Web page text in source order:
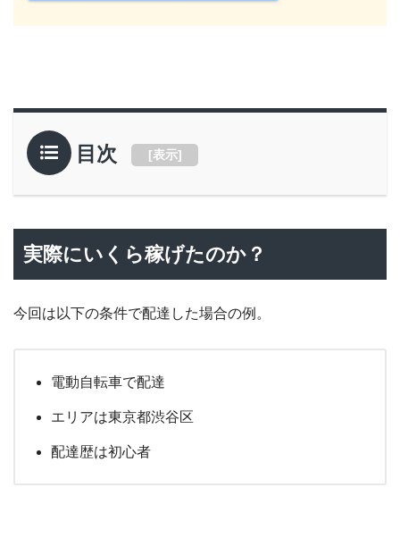
目次 [表示]
実際にいくら稼げたのか？
今回は以下の条件で配達した場合の例。
電動自転車で配達
エリアは東京都渋谷区
配達歴は初心者